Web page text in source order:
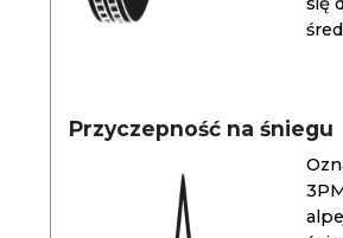
Przyczepność na śniegu